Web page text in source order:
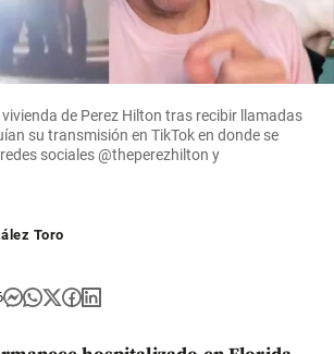
de Perez Hilton tras recibir llamadas
su transmisión en TikTok en donde se
sociales @theperezhilton y
Toro